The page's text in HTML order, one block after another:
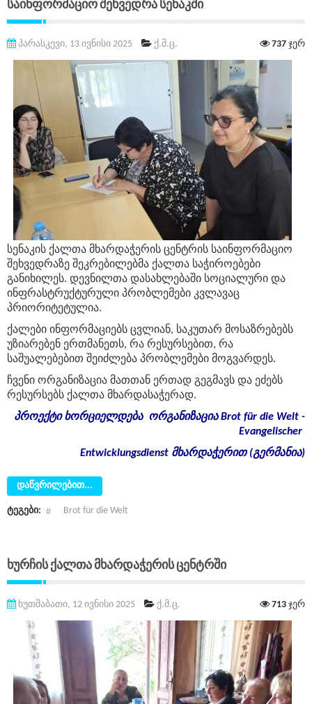
Საინფორმაციო Შეხვედრა Სენაკში
პარასკევი, 13 ივნისი 2025 ქ.მ.ც. 737 ჯერ
სენაკის ქალთა მხარდაჭერის ცენტრის საინფორმაციო
შეხვედრაზე შეკრებილებმა ქალთა საჭიროებები
განიხილეს. დევნილთა დასახლებაში სოციალური და
ინფრასტრუქტურული პრობლემები კვლავაც
პრიორიტეტულია.
ქალები ინფორმაციებს ცვლიან, საკუთარ მოსაზრებებს
უზიარებენ ერთმანეთს, რა რესურსებით, რა
საშუალებებით შეიძლება პრობლემები მოგვარდეს.
ჩვენი ორგანიზაცია მათთან ერთად გეგმავს და ეძებს
რესურსებს ქალთა მხარდასაჭერად.
პროექტი ხორციელდება ორგანიზაციაBrot für die Welt -
Evangelischer
Entwicklungsdienst მხარდაჭერით(გერმანია)
დაწვრილებით...
ტეგები: Brot für die Welt
Ხურჩის Ქალთა Მხარდაჭერის Ცენტრში
ხუთშაბათი, 12 ივნისი 2025 ქ.მ.ც. 713 ჯერ